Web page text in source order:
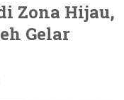
Zona Hijau,
Gelar